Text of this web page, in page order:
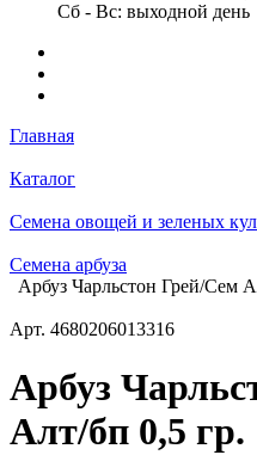
Сб - Вс: выходной день
Главная
Каталог
Семена овощей и зеленых
Семена арбуза
Арбуз Чарльстон Грей/Сем
Арт. 4680206013316
Арбуз
Алт/бп 0,5 гр.